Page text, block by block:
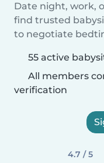
Date night, work,
find trusted
to negotiate
55 active
All members
verification
4.7 / 5